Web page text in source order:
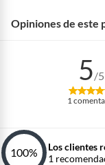
Opiniones de este
5/5
1
100%
Los clientes
1